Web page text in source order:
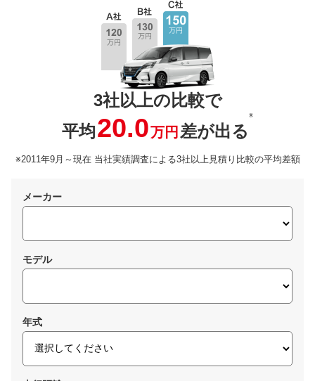
3社以上の比較で
平均20.0万円 差が出る
※
※2011年9月～現在 当社実績調査による3社以上見積り比較の平均差額
メーカー
モデル
年式